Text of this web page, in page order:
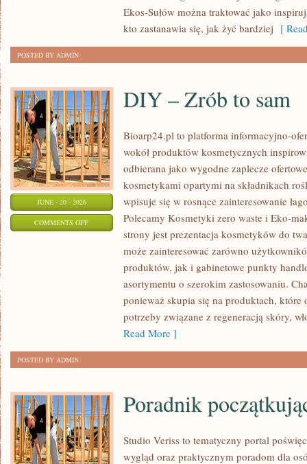
Ekos-Sułów można traktować jako
kto zastanawia się, jak żyć bardziej [
POSTED BY ADMIN
JUNE - 20 - 2026
COMMENTS OFFON
DIY – Zrób to sam
Bioarp24.pl to platforma informacyjno-
wokół produktów kosmetycznych
odbierana jako wygodne zaplecze
kosmetykami opartymi na składnikach
wpisuje się w rosnące zainteresowanie
Polecamy Kosmetyki zero waste i Eko-
strony jest prezentacja kosmetyków do
może zainteresować zarówno
produktów, jak i gabinetowe punkty
asortymentu o szerokim zastosowaniu.
ponieważ skupia się na produktach, które
potrzeby związane z regeneracją skóry,
Read More ]
POSTED BY ADMIN
Poradnik
Studio Veriss to tematyczny portal
wygląd oraz praktycznym poradom dla